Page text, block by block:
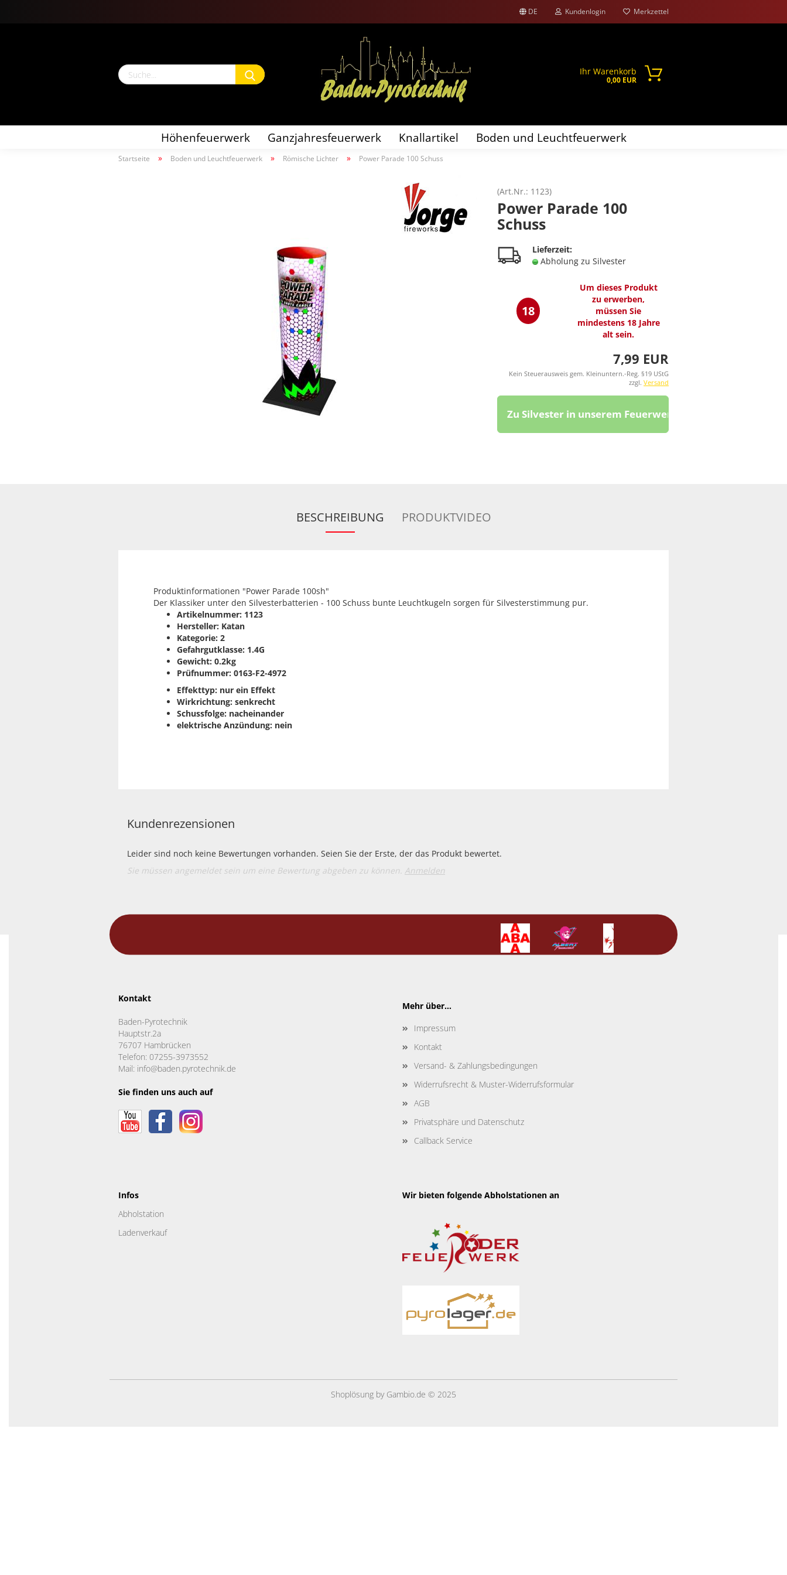
DE
Lieferland
Kundenlogin Merkzettel
Ihr Warenkorb
0,00 EUR
Höhenfeuerwerk Ganzjahresfeuerwerk Knallartikel Boden und Leuchtfeuerwerk
Startseite » Boden und Leuchtfeuerwerk » Römische Lichter » Power Parade 100 Schuss
(Art.Nr.: 1123)
Power Parade 100
Schuss
Lieferzeit:
Abholung zu Silvester
18
Um dieses Produkt
zu erwerben,
müssen Sie
mindestens 18 Jahre
alt sein.
7,99 EUR
Kein Steuerausweis gem. Kleinuntern.-Reg. §19 UStG
zzgl. Versand
BESCHREIBUNG PRODUKTVIDEO
Produktinformationen "Power Parade 100sh"
Der Klassiker unter den Silvesterbatterien - 100 Schuss bunte Leuchtkugeln sorgen für Silvesterstimmung pur.
Artikelnummer: 1123
Hersteller: Katan
Kategorie: 2
Gefahrgutklasse: 1.4G
Gewicht: 0.2kg
Prüfnummer: 0163-F2-4972
Effekttyp: nur ein Effekt
Wirkrichtung: senkrecht
Schussfolge: nacheinander
elektrische Anzündung: nein
Kundenrezensionen
Leider sind noch keine Bewertungen vorhanden. Seien Sie der Erste, der das Produkt bewertet.
Sie müssen angemeldet sein um eine Bewertung abgeben zu können. Anmelden
Kontakt
Baden-Pyrotechnik
Hauptstr.2a
76707 Hambrücken
Telefon: 07255-3973552
Mail: info@baden.pyrotechnik.de
Sie finden uns auch auf
Mehr über...
Impressum
Kontakt
Versand- & Zahlungsbedingungen
Widerrufsrecht & Muster-Widerrufsformular
AGB
Privatsphäre und Datenschutz
Callback Service
Infos
Abholstation
Ladenverkauf
Wir bieten folgende Abholstationen an
Shoplösung by Gambio.de © 2025